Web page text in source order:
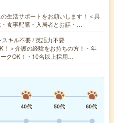
生活サポートをお願いします！＜具
食事配膳・入居者とお話・…
キル不要 / 英語力不要
！＞介護の経験をお持ちの方！・年
クOK！・10名以上採用…
40代 50代
60代